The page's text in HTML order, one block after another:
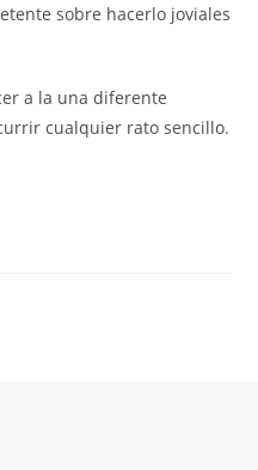
sobre hacerlo joviales
a la una diferente
cualquier rato sencillo.